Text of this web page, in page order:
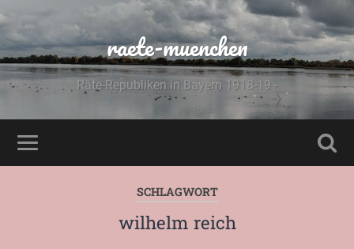
raete-muenchen
Räte-Republiken in Bayern 1918-19 -
SCHLAGWORT
wilhelm reich